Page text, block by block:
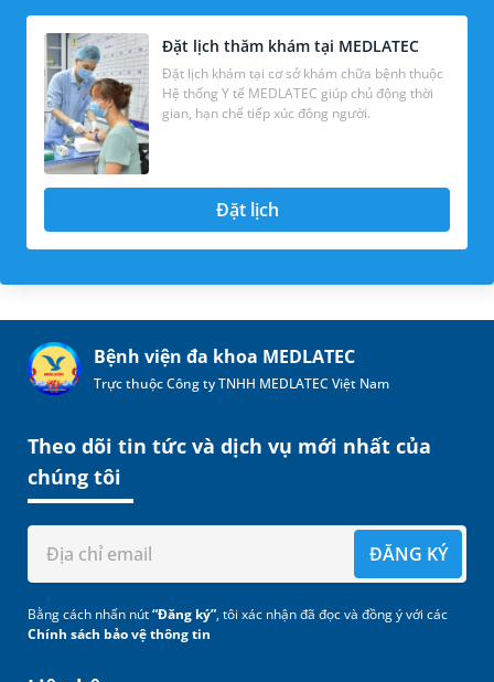
Đặt lịch thăm khám tại MEDLATEC
Đặt lịch khám tại cơ sở khám chữa bệnh thuộc
Hệ thống Y tế MEDLATEC giúp chủ động thời
gian, hạn chế tiếp xúc đông người.
Đặt lịch
Bệnh viện đa khoa MEDLATEC
Trực thuộc Công ty TNHH MEDLATEC Việt Nam
Theo dõi tin tức và dịch vụ mới nhất của
chúng tôi
ĐĂNG KÝ
Bằng cách nhấn nút“Đăng ký”, tôi xác nhận đã đọc và đồng ý với các
Chính sách bảo vệ thông tin